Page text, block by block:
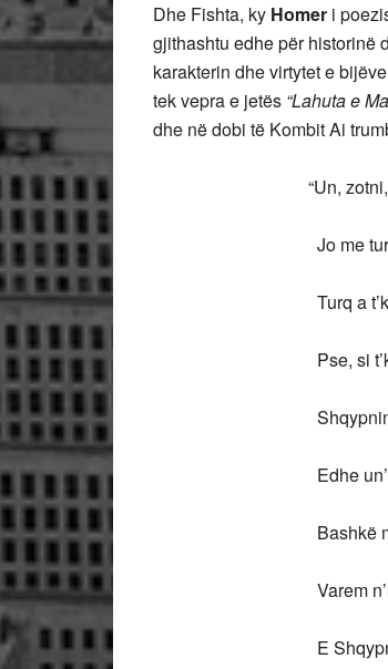
Dhe Fishta, ky Homer i
gjithashtu edhe për historinë
karakterin dhe virtytet e
tek vepra e jetës “Lahuta e
dhe në dobi të Kombit Ai
“Un, zotni,
Jo me turq, por
Turq a t’kshtenë,
Pse, si
Shqypnin
Edhe un’ Frati,
Bashkë me turq
Varem n’krrabë,
E Shqypnin un